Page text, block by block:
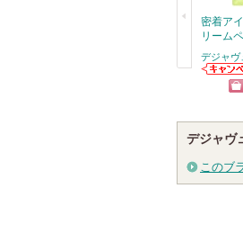
密着ア
リーム
デジャヴ
デジャ
のお知
デジャヴ
このブ